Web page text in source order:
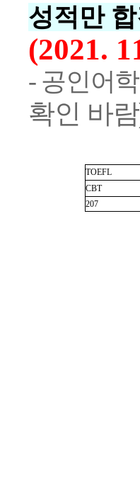
성적만
(2021.
- 공인어
확인 바
TOEFL
CBT
207